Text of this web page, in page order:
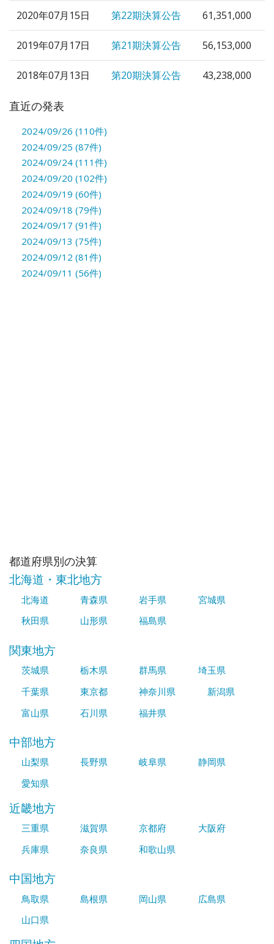
2020年07月15日 第22期決算公告 61,351,000
2019年07月17日 第21期決算公告 56,153,000
2018年07月13日 第20期決算公告 43,238,000
直近の発表
2024/09/26 (110件)
2024/09/25 (87件)
2024/09/24 (111件)
2024/09/20 (102件)
2024/09/19 (60件)
2024/09/18 (79件)
2024/09/17 (91件)
2024/09/13 (75件)
2024/09/12 (81件)
2024/09/11 (56件)
都道府県別の決算
北海道・東北地方
北海道 青森県 岩手県
宮城県
秋田県
山形県 福島県
関東地方
茨城県 栃木県 群馬県
埼玉県
千葉県
東京都 神奈川県
新潟県
富山県
石川県 福井県
中部地方
山梨県 長野県 岐阜県
静岡県
愛知県
近畿地方
三重県 滋賀県 京都府
大阪府
兵庫県
奈良県 和歌山県
中国地方
鳥取県 島根県 岡山県
広島県
山口県